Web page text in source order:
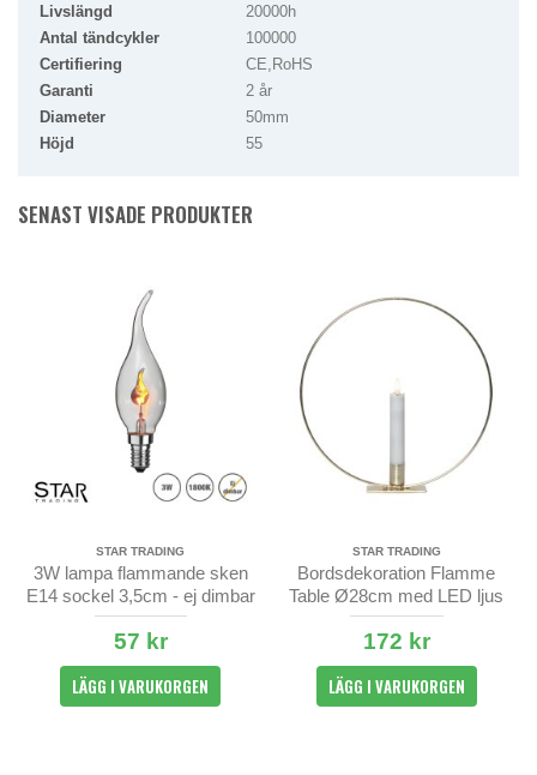
Livslängd
20000h
Antal tändcykler
100000
Certifiering
CE,RoHS
Garanti
2 år
Diameter
50mm
Höjd
55
SENAST VISADE PRODUKTER
STAR TRADING
3W lampa flammande sken
E14 sockel 3,5cm - ej dimbar
57 kr
LÄGG I VARUKORGEN
STAR TRADING
Bordsdekoration Flamme
Table Ø28cm med LED ljus
15cm
172 kr
LÄGG I VARUKORGEN